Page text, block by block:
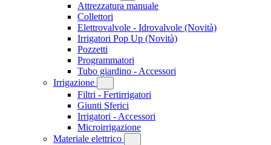
Attrezzatura manuale
Collettori
Elettrovalvole - Idrovalvole (Novità)
Irrigatori Pop Up (Novità)
Pozzetti
Programmatori
Tubo giardino - Accessori
Irrigazione
Filtri - Fertirrigatori
Giunti Sferici
Irrigatori - Accessori
Microirrigazione
Materiale elettrico